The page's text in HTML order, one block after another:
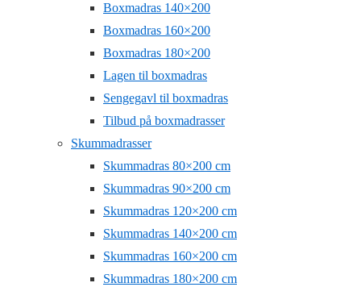
Boxmadras 140×200
Boxmadras 160×200
Boxmadras 180×200
Lagen til boxmadras
Sengegavl til boxmadras
Tilbud på boxmadrasser
Skummadrasser
Skummadras 80×200 cm
Skummadras 90×200 cm
Skummadras 120×200 cm
Skummadras 140×200 cm
Skummadras 160×200 cm
Skummadras 180×200 cm